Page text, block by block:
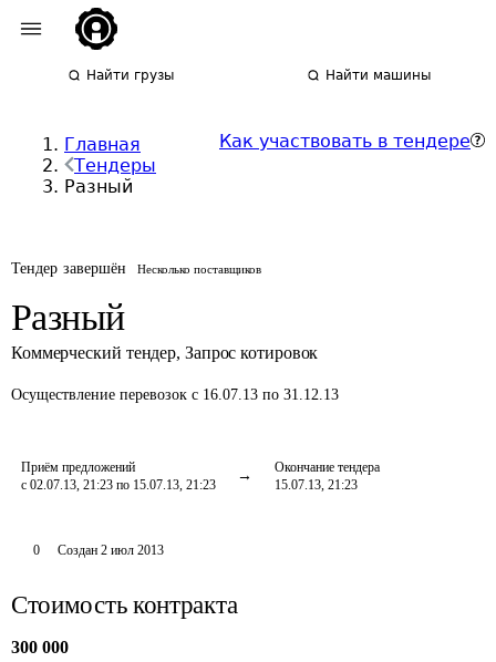
Найти грузы Найти машины
Главная
Тендеры
Разный
Как участвовать в тендере
Тендер завершён Несколько поставщиков
Разный
Коммерческий тендер, Запрос котировок
Осуществление перевозок с 16.07.13 по 31.12.13
Приём предложений
с 02.07.13, 21:23 по 15.07.13, 21:23
Окончание тендера
15.07.13, 21:23
0 Создан 2 июл 2013
Стоимость контракта
300 000